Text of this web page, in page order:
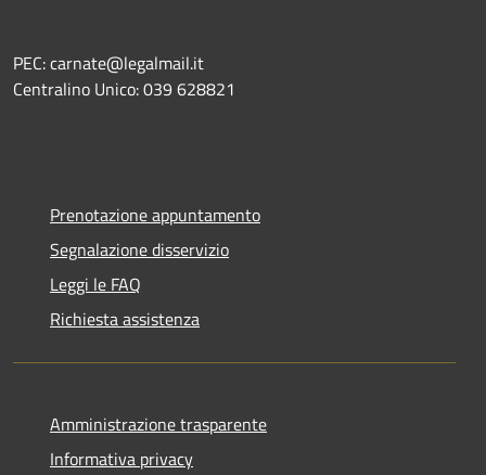
PEC: carnate@legalmail.it
Centralino Unico: 039 628821
Prenotazione appuntamento
Segnalazione disservizio
Leggi le FAQ
Richiesta assistenza
Amministrazione trasparente
Informativa privacy